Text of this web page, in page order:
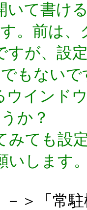
いて書け
。前は
すが、設
もない
ウインド
か？
みても設
いします
－＞「常